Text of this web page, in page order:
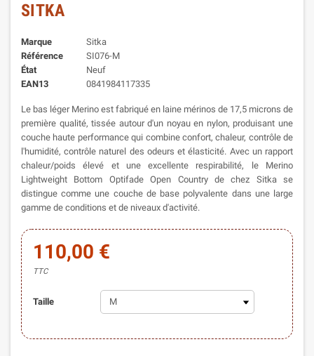
SITKA
Marque
Sitka
Référence
SI076-M
État
Neuf
EAN13
0841984117335
Le bas léger Merino est fabriqué en laine mérinos de 17,5 microns de
première qualité, tissée autour d'un noyau en nylon, produisant une
couche haute performance qui combine confort, chaleur, contrôle de
l'humidité, contrôle naturel des odeurs et élasticité. Avec un rapport
chaleur/poids élevé et une excellente respirabilité, le Merino
Lightweight Bottom Optifade Open Country de chez Sitka se
distingue comme une couche de base polyvalente dans une large
gamme de conditions et de niveaux d'activité.
110,00 €
TTC
Taille